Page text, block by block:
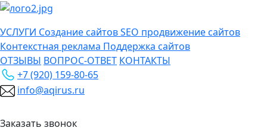
УСЛУГИ Создание сайтовSEO продвижение сайтов
Контекстная реклама Поддержка сайтов
ОТЗЫВЫ ВОПРОС-ОТВЕТ КОНТАКТЫ
+7 (920) 159-80-65
info@aqirus.ru
Заказать звонок